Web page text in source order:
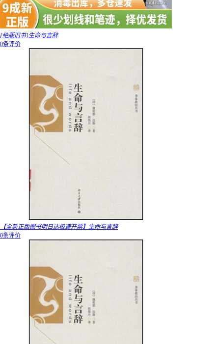
[绝版旧书]生命与言辞
0条评价
【全新正版图书明日达极速开票】生命与言辞
0条评价